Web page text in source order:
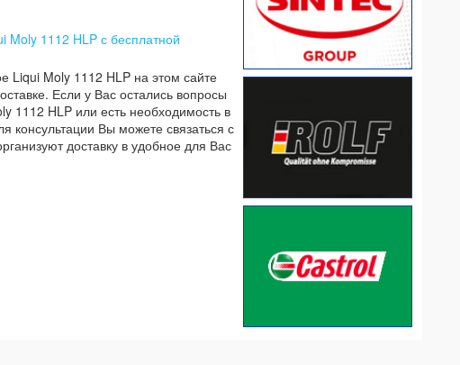
Moly 1112 HLP с бесплатной
Liqui Moly 1112 HLP на этом сайте
Если у Вас остались вопросы
1112 HLP или есть необходимость в
консультации Вы можете связаться с
доставку в удобное для Вас